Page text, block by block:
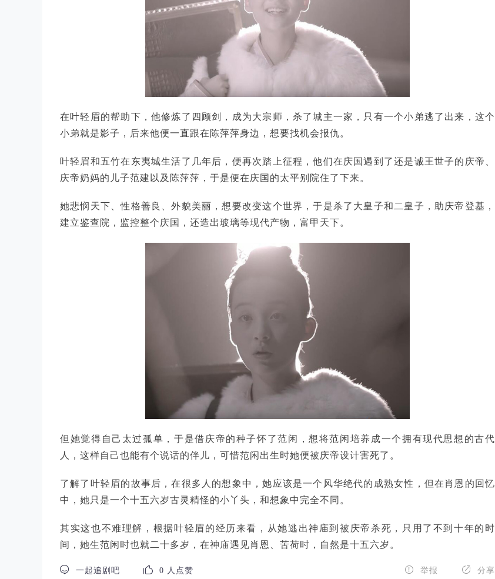
在叶轻眉的帮助下，他修炼了四顾剑，成为大宗师，杀了城主一家，只有一个小弟逃了出来，这个
小弟就是影子，后来他便一直跟在陈萍萍身边，想要找机会报仇。
叶轻眉和五竹在东夷城生活了几年后，便再次踏上征程，他们在庆国遇到了还是诚王世子的庆帝、
庆帝奶妈的儿子范建以及陈萍萍，于是便在庆国的太平别院住了下来。
她悲悯天下、性格善良、外貌美丽，想要改变这个世界，于是杀了大皇子和二皇子，助庆帝登基，
建立鉴查院，监控整个庆国，还造出玻璃等现代产物，富甲天下。
但她觉得自己太过孤单，于是借庆帝的种子怀了范闲，想将范闲培养成一个拥有现代思想的古代
人，这样自己也能有个说话的伴儿，可惜范闲出生时她便被庆帝设计害死了。
了解了叶轻眉的故事后，在很多人的想象中，她应该是一个风华绝代的成熟女性，但在肖恩的回忆
中，她只是一个十五六岁古灵精怪的小丫头，和想象中完全不同。
其实这也不难理解，根据叶轻眉的经历来看，从她逃出神庙到被庆帝杀死，只用了不到十年的时
间，她生范闲时也就二十多岁，在神庙遇见肖恩、苦荷时，自然是十五六岁。
 一起追剧吧  0 人点赞  分享
 举报